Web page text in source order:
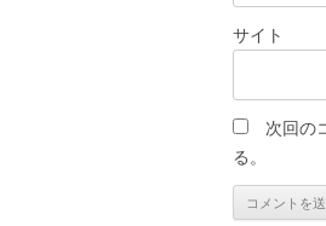
サイト
次回の
る。